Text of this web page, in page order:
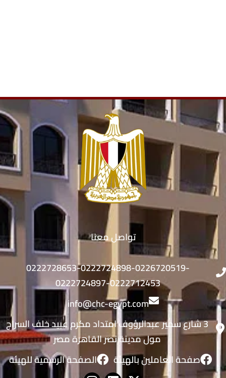
تواصل معنا
0222728653-0222724898-0226720519-
0222724897-0222712453
info@chc-egypt.com
3 شارع سمير عبدالرؤوف امتداد مكرم عبيد خلف السراج
مول مدينة نصر القاهرة مصر
صفحة العاملين بالهيئة
الصفحة الرسمية للهيئة